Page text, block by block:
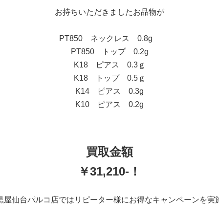
お持ちいただきましたお品物が
PT850 ネックレス 0.8g
PT850 トップ 0.2g
K18 ピアス 0.3ｇ
K18 トップ 0.5ｇ
K14 ピアス 0.3g
K10 ピアス 0.2g
買取金額
￥31,210-！
屋仙台パルコ店ではリピーター様にお得なキャンペーンを実